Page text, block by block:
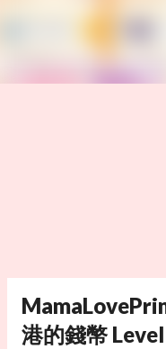
港的錢幣